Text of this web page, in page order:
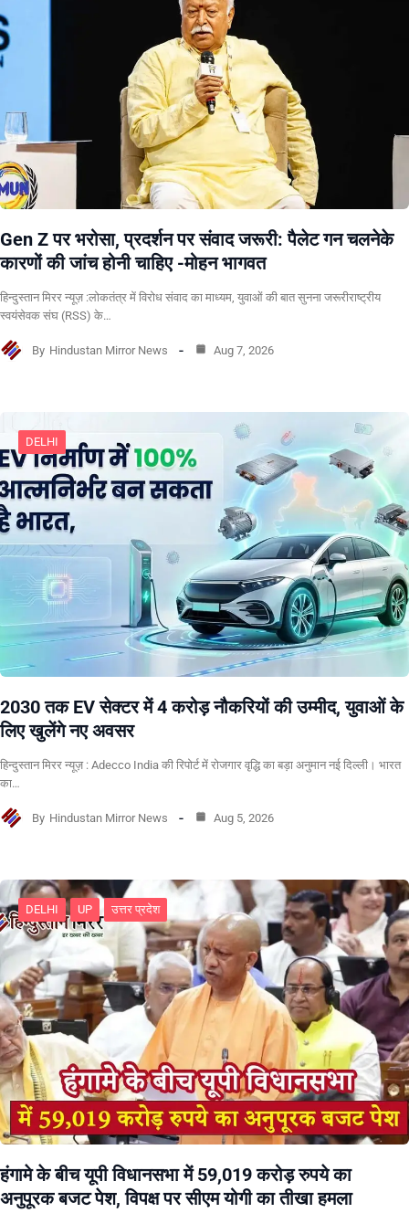
Gen Z पर भरोसा, प्रदर्शन पर संवाद जरूरी: पैलेट गन चलनेके
कारणों की जांच होनी चाहिए -मोहन भागवत
हिन्दुस्तान मिरर न्यूज़ :लोकतंत्र में विरोध संवाद का माध्यम, युवाओं की बात सुनना जरूरीराष्ट्रीय
स्वयंसेवक संघ (RSS) के…
By Hindustan Mirror News Aug 7, 2026
DELHI
2030 तक EV सेक्टर में 4 करोड़ नौकरियों की उम्मीद, युवाओं के
लिए खुलेंगे नए अवसर
हिन्दुस्तान मिरर न्यूज़ : Adecco India की रिपोर्ट में रोजगार वृद्धि का बड़ा अनुमान नई दिल्ली। भारत
का…
By Hindustan Mirror News Aug 5, 2026
DELHI UP उत्तर प्रदेश
हंगामे के बीच यूपी विधानसभा में 59,019 करोड़ रुपये का
अनुपूरक बजट पेश, विपक्ष पर सीएम योगी का तीखा हमला